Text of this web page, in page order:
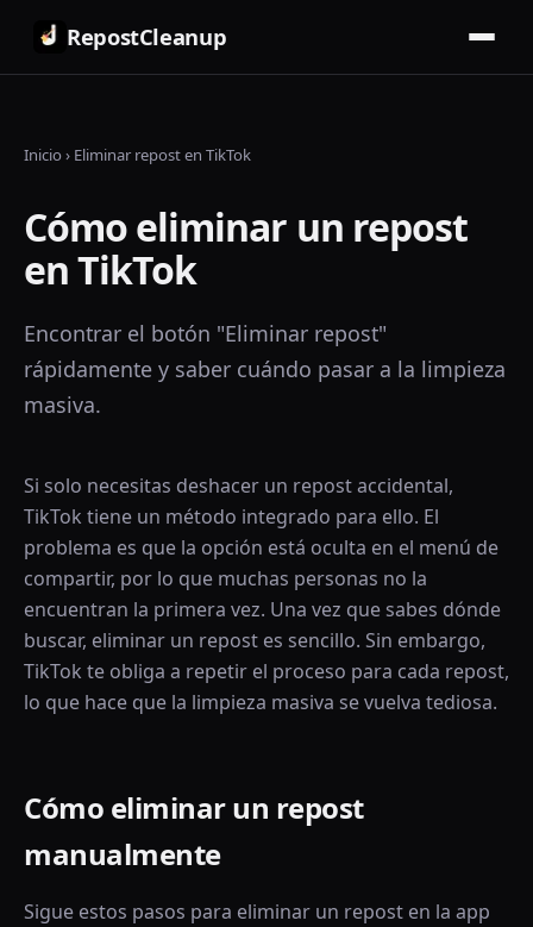
RepostCleanup
Inicio› Eliminar repost en TikTok
Cómo eliminar un repost
en TikTok
Encontrar el botón "Eliminar repost"
rápidamente y saber cuándo pasar a la limpieza
masiva.
Si solo necesitas deshacer un repost accidental,
TikTok tiene un método integrado para ello. El
problema es que la opción está oculta en el menú de
compartir, por lo que muchas personas no la
encuentran la primera vez. Una vez que sabes dónde
buscar, eliminar un repost es sencillo. Sin embargo,
TikTok te obliga a repetir el proceso para cada repost,
lo que hace que la limpieza masiva se vuelva tediosa.
Cómo eliminar un repost
manualmente
Sigue estos pasos para eliminar un repost en la app